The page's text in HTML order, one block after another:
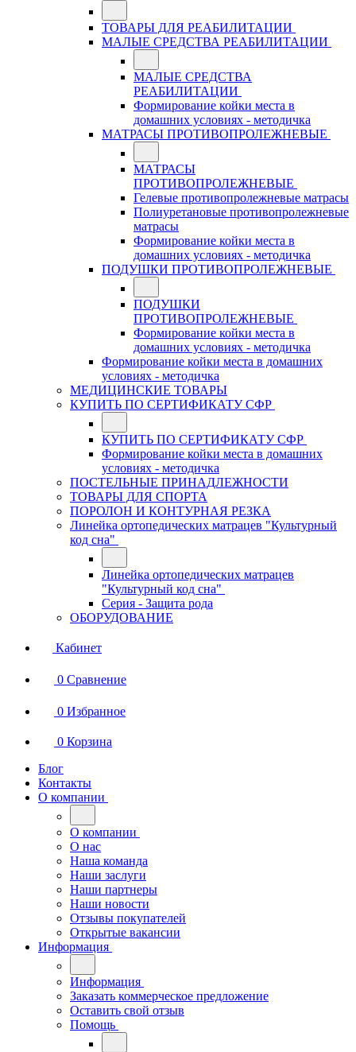
ТОВАРЫ ДЛЯ РЕАБИЛИТАЦИИ
МАЛЫЕ СРЕДСТВА РЕАБИЛИТАЦИИ
МАЛЫЕ СРЕДСТВА
РЕАБИЛИТАЦИИ
Формирование койки места в
домашних условиях - методичка
МАТРАСЫ ПРОТИВОПРОЛЕЖНЕВЫЕ
МАТРАСЫ
ПРОТИВОПРОЛЕЖНЕВЫЕ
Гелевые противопролежневые матрасы
Полиуретановые противопролежневые
матрасы
Формирование койки места в
домашних условиях - методичка
ПОДУШКИ ПРОТИВОПРОЛЕЖНЕВЫЕ
ПОДУШКИ
ПРОТИВОПРОЛЕЖНЕВЫЕ
Формирование койки места в
домашних условиях - методичка
Формирование койки места в домашних
условиях - методичка
МЕДИЦИНСКИЕ ТОВАРЫ
КУПИТЬ ПО СЕРТИФИКАТУ СФР
КУПИТЬ ПО СЕРТИФИКАТУ СФР
Формирование койки места в домашних
условиях - методичка
ПОСТЕЛЬНЫЕ ПРИНАДЛЕЖНОСТИ
ТОВАРЫ ДЛЯ СПОРТА
ПОРОЛОН И КОНТУРНАЯ РЕЗКА
Линейка ортопедических матрацев "Культурный
код сна"
Линейка ортопедических матрацев
"Культурный код сна"
Серия - Защита рода
ОБОРУДОВАНИЕ
Кабинет
0 Сравнение
0 Избранное
0 Корзина
Блог
Контакты
О компании
О компании
О нас
Наша команда
Наши заслуги
Наши партнеры
Наши новости
Отзывы покупателей
Открытые вакансии
Информация
Информация
Заказать коммерческое предложение
Оставить свой отзыв
Помощь